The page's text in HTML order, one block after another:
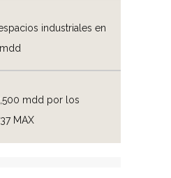
industriales en
mdd por los
MAX